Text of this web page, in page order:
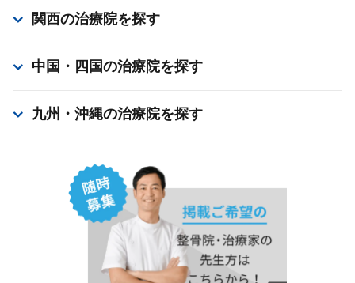
関西の治療院を探す
中国・四国の治療院を探す
九州・沖縄の治療院を探す